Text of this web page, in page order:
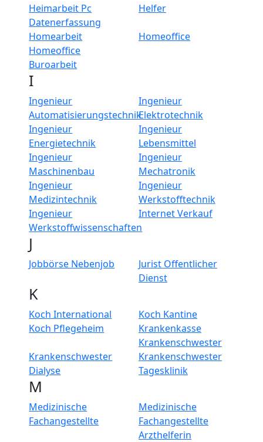
Heimarbeit Pc
Datenerfassung
Helfer
Homearbeit
Homeoffice
Homeoffice
Buroarbeit
I
Ingenieur
Automatisierungstechnik
Ingenieur
Elektrotechnik
Ingenieur
Energietechnik
Ingenieur
Lebensmittel
Ingenieur
Maschinenbau
Ingenieur
Mechatronik
Ingenieur
Medizintechnik
Ingenieur
Werkstofftechnik
Ingenieur
Werkstoffwissenschaften
Internet Verkauf
J
Jobbörse Nebenjob
Jurist Offentlicher
Dienst
K
Koch International
Koch Kantine
Koch Pflegeheim
Krankenkasse
Krankenschwester
Krankenschwester
Dialyse
Krankenschwester
Tagesklinik
M
Medizinische
Fachangestellte
Medizinische
Fachangestellte
Arzthelferin